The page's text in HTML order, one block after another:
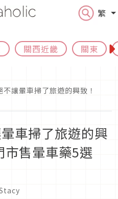
繁
關西近畿 關東
讓暈車掃了旅遊的興致！
車掃了旅遊的興
售暈車藥5選